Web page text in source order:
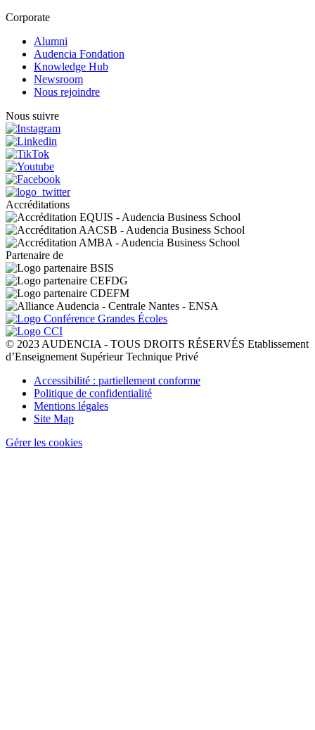
Corporate
Alumni
Audencia Fondation
Knowledge Hub
Newsroom
Nous rejoindre
Nous suivre
Accréditations
Partenaire de
© 2023 AUDENCIA - TOUS DROITS RÉSERVÉS Etablissement
d’Enseignement Supérieur Technique Privé
Pied
page
Accessibilité : partiellement conforme
Politique de confidentialité
Mentions légales
Site Map
Gérer les cookies